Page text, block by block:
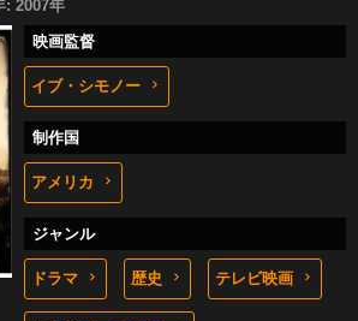
: 2007年
映画監督
イブ・シモノー
制作国
アメリカ
ジャンル
ドラマ 歴史 テレビ映画